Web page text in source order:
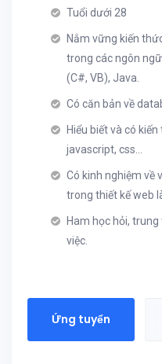
Tuổi dưới 28
Nắm vững kiến
trong các ngôn
(C#, VB), Java.
Có căn bản về
Hiểu biết và có
javascript, css...
Có kinh nghiệm về
trong thiết kế web
Ham học hỏi,
việc.
Ứng tuyển